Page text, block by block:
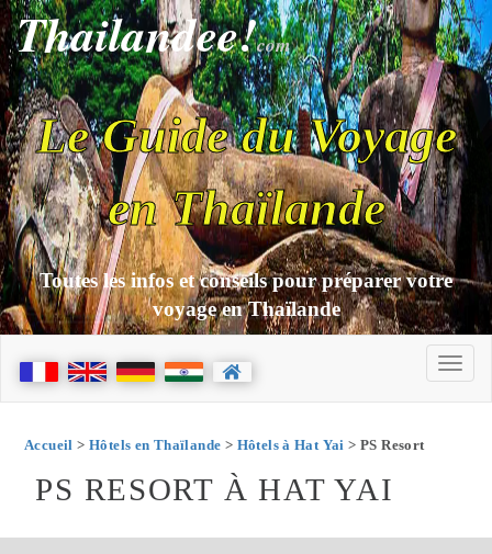
Thailandee!com
Le Guide du Voyage
en Thaïlande
Toutes les infos et conseils pour préparer votre
voyage en Thaïlande
Accueil > Hôtels en Thaïlande > Hôtels à Hat Yai > PS Resort
PS RESORT À HAT YAI